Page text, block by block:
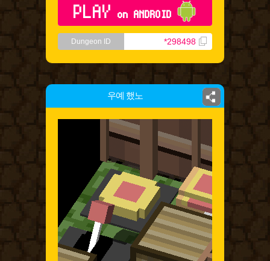
PLAY on ANDROID
Dungeon ID *298498
우예 했노